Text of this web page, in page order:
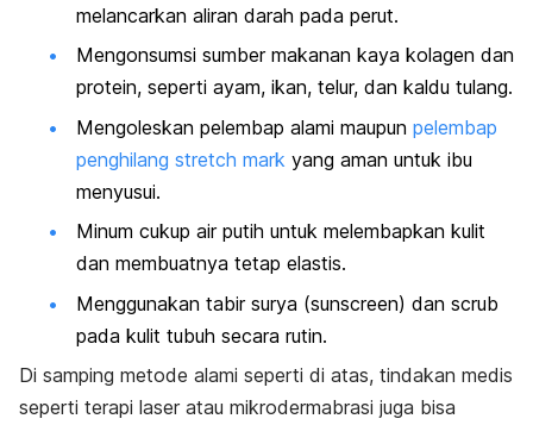
melancarkan aliran darah pada perut.
Mengonsumsi sumber makanan kaya kolagen dan
protein, seperti ayam, ikan, telur, dan kaldu tulang.
Mengoleskan pelembap alami maupun pelembap
penghilang stretch mark yang aman untuk ibu
menyusui.
Minum cukup air putih untuk melembapkan kulit
dan membuatnya tetap elastis.
Menggunakan tabir surya (sunscreen) dan scrub
pada kulit tubuh secara rutin.
Di samping metode alami seperti di atas, tindakan medis
seperti terapi laser atau mikrodermabrasi juga bisa